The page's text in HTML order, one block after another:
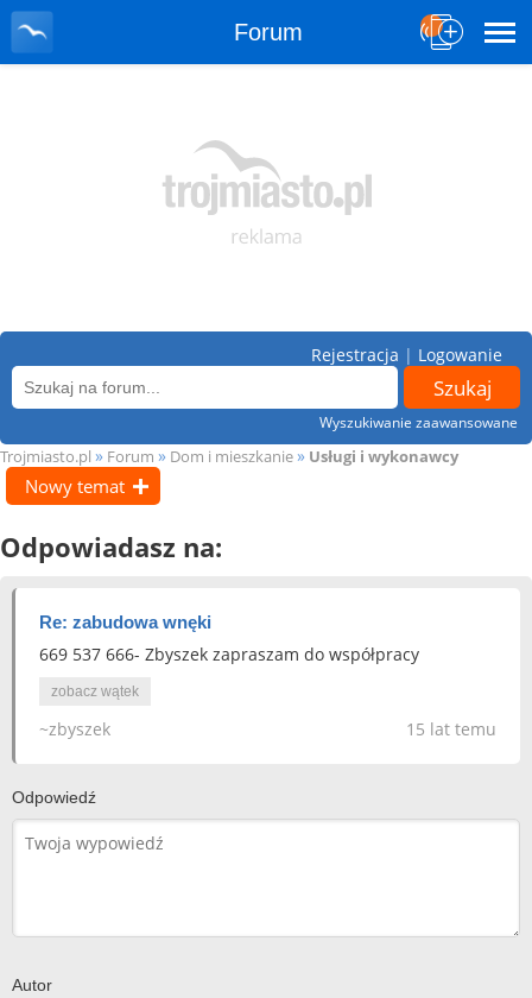
Forum
Wyszukiwanie zaawansowane
Rejestracja | Logowanie
Trojmiasto.pl » Forum » Dom i mieszkanie» Usługi i wykonawcy
Nowy temat
Odpowiadasz na:
Re: zabudowa wnęki
669 537 666- Zbyszek zapraszam do współpracy
zobacz wątek
15 lat temu
~zbyszek
Odpowiedź
Autor